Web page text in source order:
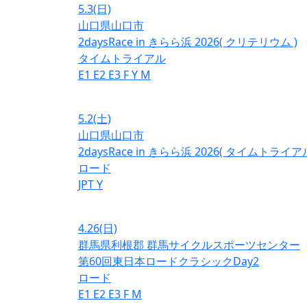
5.3(日)
山口県山口市
2daysRace in きらら浜 2026( クリテリウム )
タイムトライアル
E1 E2 E3 FY M
5.2(土)
山口県山口市
2daysRace in きらら浜 2026( タイムトライア
ロード
JPTY
4.26(日)
群馬県利根郡 群馬サイクルスポーツセンター
第60回東日本ロードクラシックDay2
ロード
E1 E2 E3 F M